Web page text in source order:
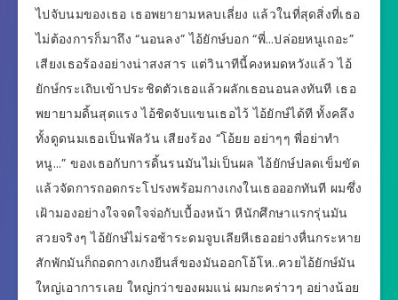
ไปจับนมของเธอ เธอพยายามหลบเลี่ยง แล้วในที่สุดสิ่งที่เธอ
ไม่ต้องการก็มาถึง “นอนลง” ไอ้ยักษ์บอก “พี่…ปล่อยหนูเถอะ”
เสียงเธอร้องอย่างน่าสงสาร แต่วินาทีนี้คงหมดหวังแล้ว ไอ้
ยักษ์กระเถิบเข้าประชิดตัวเธอแล้วผลักเธอนอนลงทันที เธอ
พยายามดิ้นสุดแรง ไอ้ชิดจับแขนเธอไว้ ไอ้ยักษ์ได้ที ทั้งคลึง
ทั้งดูดนมเธอเป็นพัลวัน เสียงร้อง “โอ้ยย อย่าๆๆ พี่อย่าทำ
หนู…” ของเธอกับการดิ้นรนมันไม่เป็นผล ไอ้ยักษ์ปลดเข็มขัด
แล้วจัดการถอดกระโปรงพร้อมกางเกงในเธอออกทันที ผมซึ่ง
เฝ้ามองอย่างใจจดใจจ่อกับเบื้องหน้า หีนักศึกษาแรกรุ่นมัน
สวยจริงๆ ไอ้ยักษ์ไม่รอช้าระดมจูบเลียหีเธออย่างหื่นกระหาย
สักพักมันก็ถอดกางเกงยีนส์ของมันออกโอ้โห..ควยไอ้ยักษ์มัน
ใหญ่เอาการเลย ใหญ่กว่าของผมแน่ ผมกะคร่าวๆ อย่างน้อย